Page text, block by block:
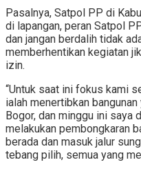
Pasalnya, Satpol PP di
di lapangan, peran Satpol
dan jangan berdalih tidak
memberhentikan kegiatan
izin.
“Untuk saat ini fokus kami
ialah menertibkan
Bogor, dan minggu ini saya
melakukan pembongkaran
berada dan masuk jalur
tebang pilih, semua yang